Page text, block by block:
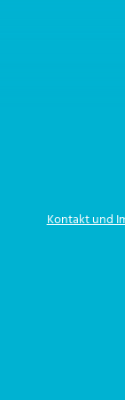
Kontakt und